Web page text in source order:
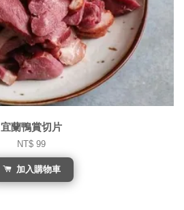
宜蘭鴨賞切片
NT$ 99
加入購物車